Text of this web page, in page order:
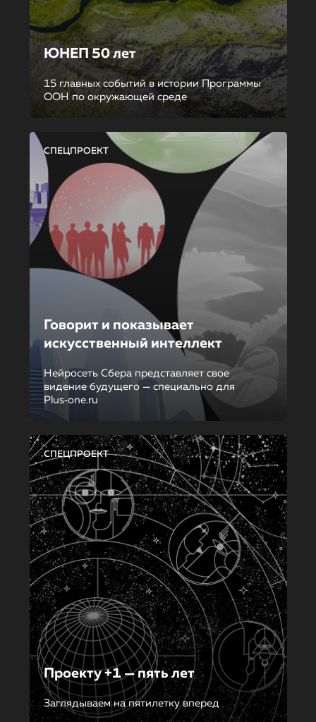
ЮНЕП 50 лет
15 главных событий в истории Программы
ООН по окружающей среде
СПЕЦПРОЕКТ
Говорит и показывает
искусственный интеллект
Нейросеть Сбера представляет свое
видение будущего — специально для
Plus‑one.ru
СПЕЦПРОЕКТ
Проекту +1 — пять лет
Заглядываем на пятилетку вперед